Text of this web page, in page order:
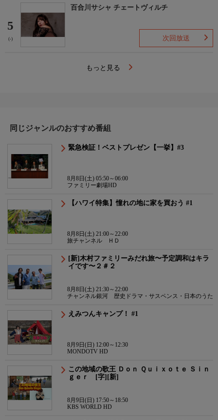
5
(-)
百合川サシャ チェートヴィルチ
次回放送
もっと見る
同じジャンルのおすすめ番組
緊急検証！ベストプレゼン【一挙】#3
8月8日(土) 05:50～06:00
ファミリー劇場HD
【ハワイ特集】憧れの地に家を買おう #1
8月8日(土) 21:00～22:00
旅チャンネル ＨＤ
[新]木村ファミリーみだれ旅〜予定調和はキラ
イです〜２＃２
8月8日(土) 21:30～22:00
チャンネル銀河 歴史ドラマ・サスペンス・日本のうた
えみつんキャンプ！ #1
8月9日(日) 12:00～12:30
MONDOTV HD
この地域の歌王 Ｄｏｎ Ｑｕｉｘｏｔｅ Ｓｉｎ
ｇｅｒ [字][新]
8月9日(日) 17:50～18:50
KBS WORLD HD